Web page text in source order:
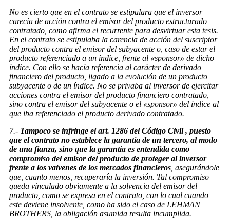
No es cierto que en el contrato se estipulara que el inversor
carecía de acción contra el emisor del producto estructurado
contratado, como afirma el recurrente para desvirtuar esta tesis.
En el contrato se estipulaba la carencia de acción del suscriptor
del producto contra el emisor del subyacente o, caso de estar el
producto referenciado a un índice, frente al «sponsor» de dicho
índice. Con ello se hacía referencia al carácter de derivado
financiero del producto, ligado a la evolución de un producto
subyacente o de un índice. No se privaba al inversor de ejercitar
acciones contra el emisor del producto financiero contratado,
sino contra el emisor del subyacente o el «sponsor» del índice al
que iba referenciado el producto derivado contratado.
7.- Tampoco se infringe el art. 1286 del Código Civil , puesto
que el contrato no establece la garantía de un tercero, al modo
de una fianza, sino que la garantía es entendida como
compromiso del emisor del producto de proteger al inversor
frente a los vaivenes de los mercados financieros, asegurándole
que, cuanto menos, recuperaría la inversión. Tal compromiso
queda vinculado obviamente a la solvencia del emisor del
producto, como se expresa en el contrato, con lo cual cuando
este deviene insolvente, como ha sido el caso de LEHMAN
BROTHERS, la obligación asumida resulta incumplida.